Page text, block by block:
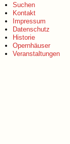
Suchen
Kontakt
Impressum
Datenschutz
Historie
Opernhäuser
Veranstaltungen